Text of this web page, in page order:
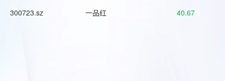
300723.sz 一品红 40.67